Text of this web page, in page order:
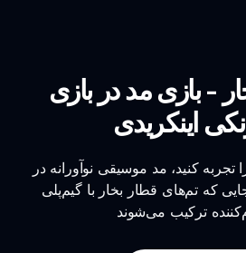
- بازی مد در بازی
اینکریدی
تجربه کنید، مد موسیقی نوآورانه در
که تم‌های قطار بخار با گیم‌پلی